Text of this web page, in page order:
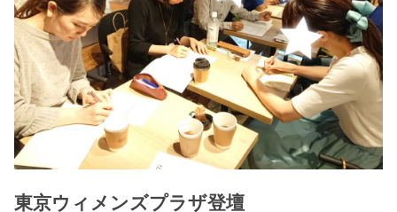
東京ウィメンズプラザ登壇